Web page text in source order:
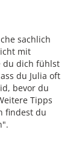
sachlich
mit
du dich fühlst
du Julia oft
bevor du
Tipps
findest du